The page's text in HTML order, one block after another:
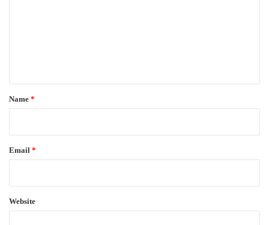
*
Name *
Email *
Website